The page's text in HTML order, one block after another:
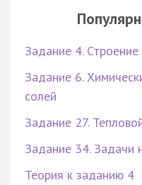
Задание 4.
Задание 6.
солей
Задание 27.
Задание 34. Задачи
Теория к заданию 4